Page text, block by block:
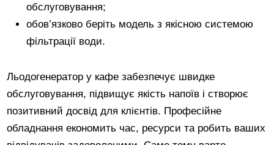
обслуговування;
обов’язково беріть модель з якісною системою
фільтрації води.
Льодогенератор у кафе забезпечує швидке
обслуговування, підвищує якість напоїв і створює
позитивний досвід для клієнтів. Професійне
обладнання економить час, ресурси та робить ваших